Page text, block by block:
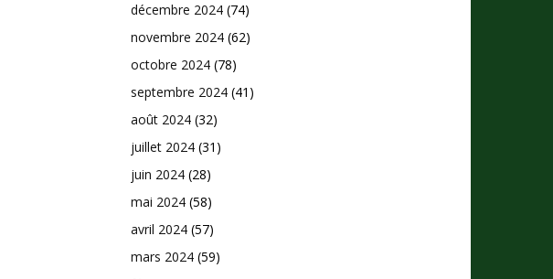
décembre 2024 (74)
novembre 2024 (62)
octobre 2024 (78)
septembre 2024 (41)
août 2024 (32)
juillet 2024 (31)
juin 2024 (28)
mai 2024 (58)
avril 2024 (57)
mars 2024 (59)